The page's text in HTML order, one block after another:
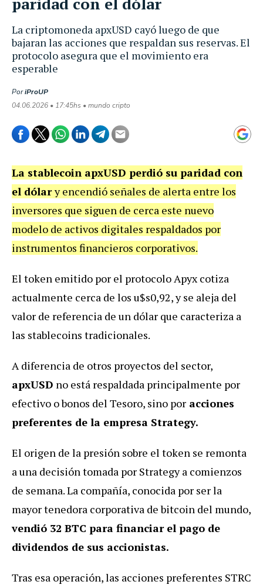
La criptomoneda apxUSD cayó luego de que
bajaran las acciones que respaldan sus reservas. El
protocolo asegura que el movimiento era
esperable
PoriProUP
04.06.2026 • 17:45hs • mundo cripto
La stablecoin apxUSD perdió su paridad con
el dólary encendió señales de alerta entre los
inversores que siguen de cerca este nuevo
modelo de activos digitales respaldados por
instrumentos financieros corporativos.
El token emitido por el protocolo Apyx cotiza
actualmente cerca de los u$s0,92, y se aleja del
valor de referencia de un dólar que caracteriza a
las stablecoins tradicionales.
A diferencia de otros proyectos del sector,
apxUSD no está respaldada principalmente por
efectivo o bonos del Tesoro, sino por acciones
preferentes de la empresa Strategy.
El origen de la presión sobre el token se remonta
a una decisión tomada por Strategy a comienzos
de semana. La compañía, conocida por ser la
mayor tenedora corporativa de bitcoin del mundo,
vendió 32 BTC para financiar el pago de
dividendos de sus accionistas.
Tras esa operación, las acciones preferentes STRC